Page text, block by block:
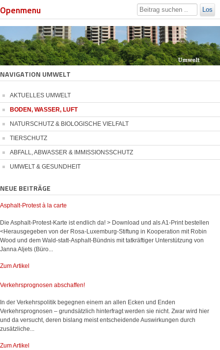
Openmenu Los
NAVIGATION UMWELT
AKTUELLES UMWELT
BODEN, WASSER, LUFT
NATURSCHUTZ & BIOLOGISCHE VIELFALT
TIERSCHUTZ
ABFALL, ABWASSER & IMMISSIONSSCHUTZ
UMWELT & GESUNDHEIT
NEUE BEITRÄGE
Asphalt-Protest à la carte
Die Asphalt-Protest-Karte ist endlich da! > Download und als A1-Print bestellen
<Herausgegeben von der Rosa-Luxemburg-Stiftung in Kooperation mit Robin
Wood und dem Wald-statt-Asphalt-Bündnis mit tatkräftiger Unterstützung von
Janna Aljets (Büro...
Zum Artikel
Verkehrsprognosen abschaffen!
In der Verkehrspolitik begegnen einem an allen Ecken und Enden
Verkehrsprognosen – grundsätzlich hinterfragt werden sie nicht. Zwar wird hier
und da versucht, deren bislang meist entscheidende Auswirkungen durch
zusätzliche...
Zum Artikel